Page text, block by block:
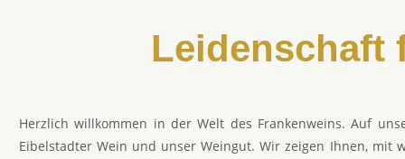
Leidenschaft
Herzlich willkommen in der Welt des Frankenweins. Auf
Eibelstadter Wein und unser Weingut. Wir zeigen Ihnen, mit